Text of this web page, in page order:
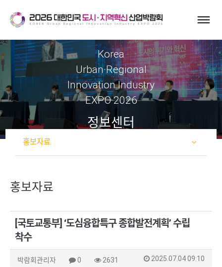
Korea
Urban·Regional
Innovation Industry
EXPO 2026
정보센터
홍보자료
홍보자료
[국토교통부] ‘도심융합특구 종합발전계획’ 수립
착수
박람회관리자 0 2631 2025.07.04 09:10